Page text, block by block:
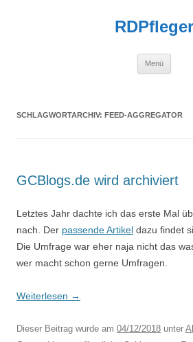
RDPfleger
Menü
SCHLAGWORTARCHIV: FEED-AGGREGATOR
GCBlogs.de wird archiviert
Letztes Jahr dachte ich das erste Mal
nach. Der passende Artikel dazu findet
Die Umfrage war eher naja nicht das
wer macht schon gerne Umfragen.
Weiterlesen →
Dieser Beitrag wurde am 04/12/2018 unter